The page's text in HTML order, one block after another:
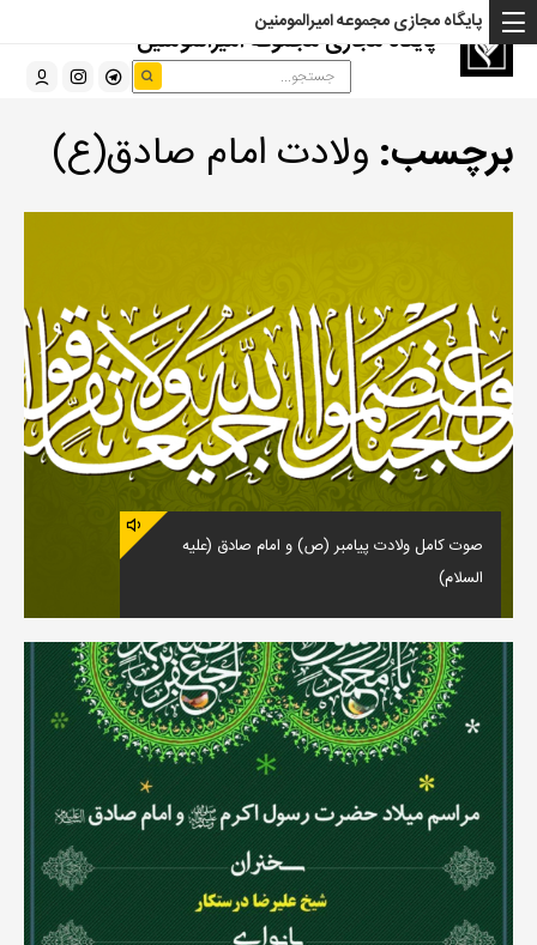
پایگاه مجازی مجموعه امیرالمومنین
پایگاه مجازی مجموعه امیرالمومنین
برچسب: ولادت امام صادق(ع)
صوت کامل ولادت پیامبر (ص) و امام صادق (علیه
السلام)